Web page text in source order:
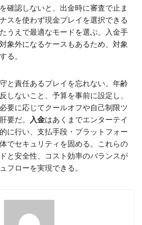
確認しないと、出金時に審査で止ま
スを使わず現金プレイを選択できる
うえで最適なモードを選ぶ。入金手
象外になるケースもあるため、対象
る。
と責任あるプレイを忘れない。年齢
しないこと、予算を事前に設定し、
要に応じてクールオフや自己制限ツ
要だ。
入金はあくまでエンターテイ
に行い、支払手段・プラットフォー
でセキュリティを固める。これらの
と安全性、コスト効率のバランスが
フローを実現できる。